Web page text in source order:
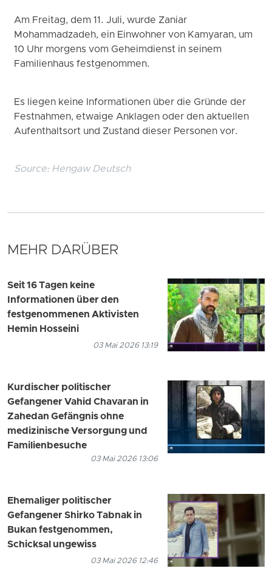
Am Freitag, dem 11. Juli, wurde Zaniar
Mohammadzadeh, ein Einwohner von Kamyaran, um
10 Uhr morgens vom Geheimdienst in seinem
Familienhaus festgenommen.
Es liegen keine Informationen über die Gründe der
Festnahmen, etwaige Anklagen oder den aktuellen
Aufenthaltsort und Zustand dieser Personen vor.
Source: Hengaw Deutsch
MEHR DARÜBER
Seit 16 Tagen keine
Informationen über den
festgenommenen Aktivisten
Hemin Hosseini
03 Mai 2026 13:19
Kurdischer politischer
Gefangener Vahid Chavaran in
Zahedan Gefängnis ohne
medizinische Versorgung und
Familienbesuche
03 Mai 2026 13:06
Ehemaliger politischer
Gefangener Shirko Tabnak in
Bukan festgenommen,
Schicksal ungewiss
03 Mai 2026 12:46